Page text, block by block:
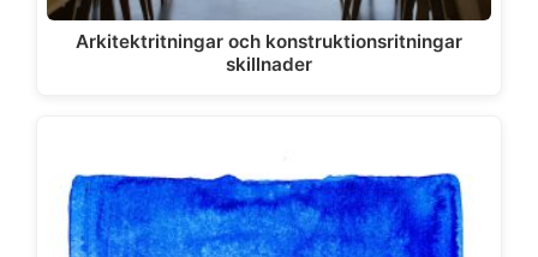
Arkitektritningar och konstruktionsritningar
skillnader